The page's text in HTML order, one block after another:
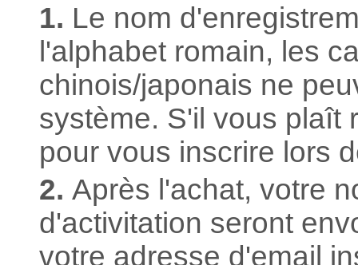
1. Le nom
l'alphabet romain, les
chinois/japonais ne
système. S'il vous plaît
pour vous inscrire lors
2. Après l'achat, votre
d'activitation seront
votre adresse d'email